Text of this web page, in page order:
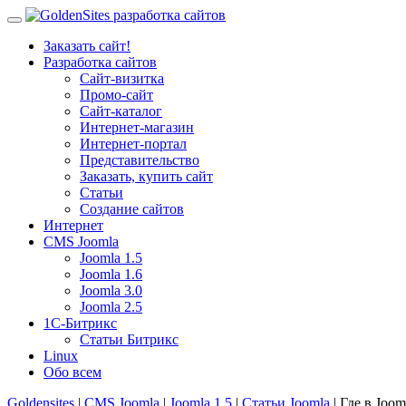
Заказать сайт!
Разработка сайтов
Сайт-визитка
Промо-сайт
Сайт-каталог
Интернет-магазин
Интернет-портал
Представительство
Заказать, купить сайт
Статьи
Создание сайтов
Интернет
CMS Joomla
Joomla 1.5
Joomla 1.6
Joomla 3.0
Joomla 2.5
1С-Битрикс
Статьи Битрикс
Linux
Обо всем
Goldensites | CMS Joomla | Joomla 1.5 | Статьи Joomla | Где в